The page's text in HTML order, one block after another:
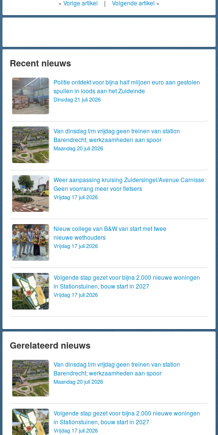
« Vorige artikel | Volgende artikel »
Recent nieuws
Politie ontdekt voor bijna half miljoen euro aan gestolen
spullen in loods aan het Zuideinde
Dinsdag 21 juli 2026
Van dinsdag t/m vrijdag geen treinen van station
Barendrecht; werkzaamheden aan spoor
Maandag 20 juli 2026
Weer aanpassing kruising Zuidersingel/Avenue Carnisse:
Geen voorrang meer voor fietsers
Vrijdag 17 juli 2026
Nieuw college van B&W van start met twee
nieuwe wethouders
Vrijdag 17 juli 2026
Volgende stap gezet voor bijna 2.000 nieuwe woningen
in Stationstuinen, bouw start in 2027
Vrijdag 17 juli 2026
Gerelateerd nieuws
Van dinsdag t/m vrijdag geen treinen van station
Barendrecht; werkzaamheden aan spoor
Maandag 20 juli 2026
Volgende stap gezet voor bijna 2.000 nieuwe woningen
in Stationstuinen, bouw start in 2027
Vrijdag 17 juli 2026